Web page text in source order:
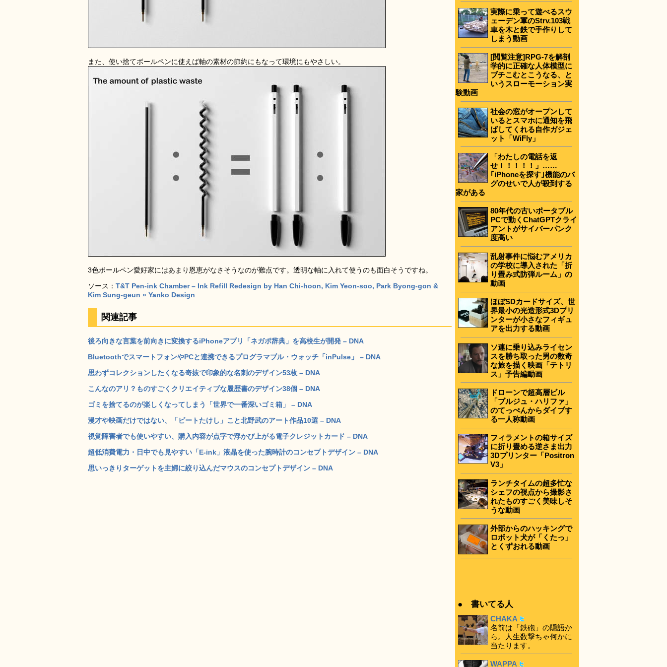
また、使い捨てボールペンに使えば軸の素材の節約にもなって環境にもやさしい。
3色ボールペン愛好家にはあまり恩恵がなさそうなのが難点です。透明な軸に入れて使うのも面白そうですね。
ソース： T&T Pen-ink Chamber – Ink Refill Redesign by Han Chi-hoon, Kim Yeon-soo, Park Byong-gon &
Kim Sung-geun » Yanko Design
関連記事
後ろ向きな言葉を前向きに変換するiPhoneアプリ「ネガポ辞典」を高校生が開発 – DNA
BluetoothでスマートフォンやPCと連携できるプログラマブル・ウォッチ「inPulse」 – DNA
思わずコレクションしたくなる奇抜で印象的な名刺のデザイン53枚 – DNA
こんなのアリ？ものすごくクリエイティブな履歴書のデザイン38個 – DNA
ゴミを捨てるのが楽しくなってしまう「世界で一番深いゴミ箱」 – DNA
漫才や映画だけではない、「ビートたけし」こと北野武のアート作品10選 – DNA
視覚障害者でも使いやすい、購入内容が点字で浮かび上がる電子クレジットカード – DNA
超低消費電力・日中でも見やすい「E-ink」液晶を使った腕時計のコンセプトデザイン – DNA
思いっきりターゲットを主婦に絞り込んだマウスのコンセプトデザイン – DNA
実際に乗って遊べるスウ
ェーデン軍のStrv.103戦
車を木と鉄で手作りして
しまう動画
[閲覧注意]RPG-7を解剖
学的に正確な人体模型に
ブチこむとこうなる、と
いうスローモーション実
験動画
社会の窓がオープンして
いるとスマホに通知を飛
ばしてくれる自作ガジェ
ット「WiFly」
「わたしの電話を返
せ！！！！！」……
｢iPhoneを探す｣機能のバ
グのせいで人が殺到する
家がある
80年代の古いポータブル
PCで動くChatGPTクライ
アントがサイバーパンク
度高い
乱射事件に悩むアメリカ
の学校に導入された「折
り畳み式防弾ルーム」の
動画
ほぼSDカードサイズ、世
界最小の光造形式3Dプリ
ンターが小さなフィギュ
アを出力する動画
ソ連に乗り込みライセン
スを勝ち取った男の数奇
な旅を描く映画「テトリ
ス」予告編動画
ドローンで超高層ビル
「ブルジュ・ハリファ」
のてっぺんからダイブす
る一人称動画
フィラメントの箱サイズ
に折り畳める逆さま出力
3Dプリンター「Positron
V3」
ランチタイムの超多忙な
シェフの視点から撮影さ
れたものすごく美味しそ
うな動画
外部からのハッキングで
ロボット犬が「くたっ」
とくずおれる動画
● 書いてる人
CHAKA
名前は「鉄砲」の隠語か
ら。人生数撃ちゃ何かに
当たります。
WAPPA